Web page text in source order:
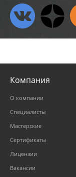
Компания
О компании
Специалисты
Мастерские
Сертификаты
Лицензии
Вакансии